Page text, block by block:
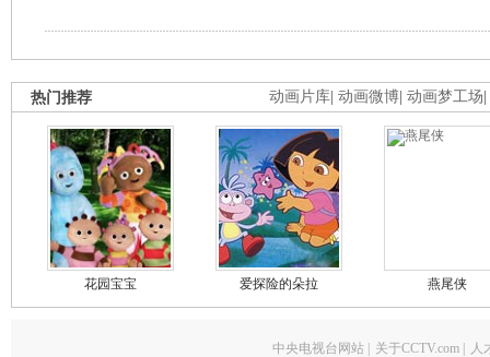
动画片库 动画微博 动画梦工场
热门推荐
花园宝宝 爱探险的朵拉 燕尾侠
中央电视台网站 关于CCTV.com 人